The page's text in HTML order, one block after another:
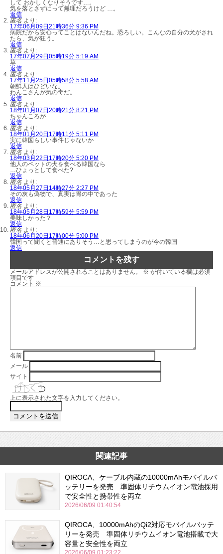
して おかしくなりそうです…。
気を落とさずにって無理だろうけど …。
返信
匿名 より:
17年06月09日21時36分 9:36 PM
病院だから安心ってことはないんだね。恐ろしい。こんなの自分の犬がされ
たら、気が狂う。
返信
匿名 より:
17年07月29日05時19分 5:19 AM
草
返信
匿名 より:
17年11月25日05時58分 5:58 AM
朝鮮人はひどいな。
わんこさんが気の毒だ。
返信
匿名 より:
18年01月07日20時21分 8:21 PM
ちゃんころが
返信
匿名 より:
18年01月20日17時11分 5:11 PM
実に韓国らしい事件じゃないか
返信
匿名 より:
18年03月22日17時20分 5:20 PM
他人のペットの犬を食べる韓国なら
…ひょっとして食べた?
返信
匿名 より:
18年05月27日14時27分 2:27 PM
その灰も偽物で、真実は胃の中であった
返信
匿名 より:
18年05月28日17時59分 5:59 PM
美味しかった？
返信
匿名 より:
18年06月20日17時00分 5:00 PM
韓国って聞くと普通にありそう…と思ってしまうのが今の韓国
返信
コメントを残す
メールアドレスが公開されることはありません。 ※ が付いている欄は必須
項目です
コメント ※
名前
メール
サイト
上に表示された文字を入力してください。
関連記事
QIROCA、ケーブル内蔵の10000mAhモバイルバ
ッテリーを発売 準固体リチウムイオン電池採用
で安全性と携帯性を両立
2026/06/09 01:40:54
QIROCA、10000mAhのQi2対応モバイルバッテ
リーを発売 準固体リチウムイオン電池搭載で大
容量と安全性を両立
2026/06/09 01:23:22